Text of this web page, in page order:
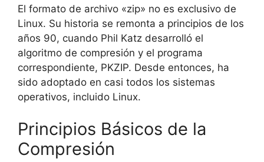
El formato de archivo «zip» no es exclusivo de
Linux. Su historia se remonta a principios de los
años 90, cuando Phil Katz desarrolló el
algoritmo de compresión y el programa
correspondiente, PKZIP. Desde entonces, ha
sido adoptado en casi todos los sistemas
operativos, incluido Linux.
Principios Básicos de la
Compresión